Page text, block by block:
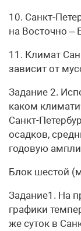
10. Санкт-
на Восточно –
11. Климат
зависит от
Задание 2.
каком
Санкт-
осадков,
годовую
Блок шестой
Задание1. На
графики
же суток в